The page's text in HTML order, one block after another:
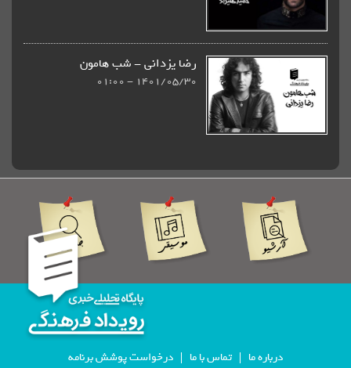
رضا یزدانی - شب هامون
1401/05/30 - 01:00
تماس با ما
درخواست پوشش برنامه